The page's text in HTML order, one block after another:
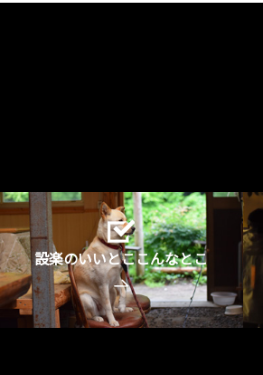
設楽のいいとここんなとこ